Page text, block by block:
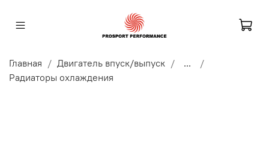
Главная Двигатель впуск/выпуск
...
Радиаторы охлаждения